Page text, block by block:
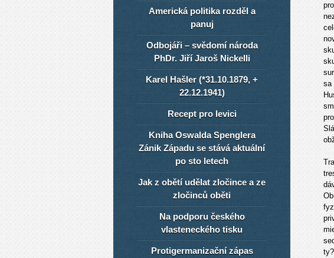
sa
Americká politika rozděl a
panuj
Odbojáři – svědomí národa
PhDr. Jiří Jaroš Nickelli
Karel Hašler (*31.10.1879, +
22.12.1941)
Recept pro levici
Kniha Oswalda Spenglera
Zánik Západu se stává aktuální
po sto letech
Jak z obětí udělat zločince a ze
zločinců oběti
Na podporu českého
vlasteneckého tisku
Protigermanizační zápas